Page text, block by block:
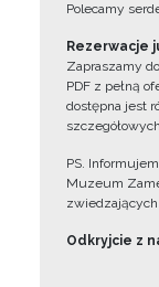
Polecamy
Rezerwacje
Zapraszamy
PDF z pełną
dostępna jest
PS.
Muzeum
zwiedzających.
Odkryjcie z